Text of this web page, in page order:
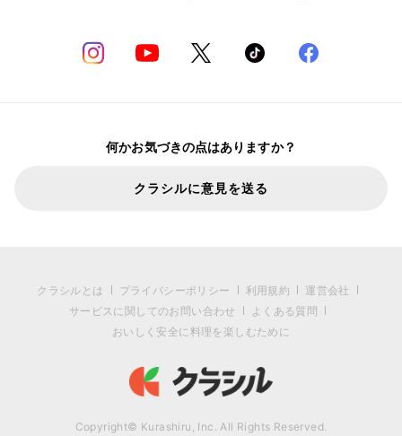
何かお気づきの点はありますか？
クラシルに意見を送る
クラシルとは プライバシーポリシー 利用規約
運営会社
サービスに関してのお問い合わせ
よくある質問
おいしく安全に料理を楽しむために
Copyright© Kurashiru, Inc. All Rights Reserved.